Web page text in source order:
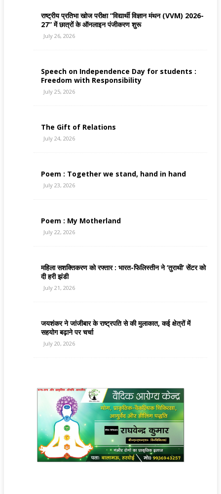
राष्ट्रीय प्रतिभा खोज परीक्षा “विद्यार्थी विज्ञान मंथन (VVM) 2026-
27” में छात्रों के ऑनलाइन पंजीकरण शुरू
July 26, 2026
Speech on Independence Day for students :
Freedom with Responsibility
July 25, 2026
The Gift of Relations
July 24, 2026
Poem : Together we stand, hand in hand
July 23, 2026
Poem : My Motherland
July 22, 2026
महिला सशक्तिकरण को रफ्तार : भारत-फिलिस्तीन ने ‘तुराथी’ सेंटर को
दी हरी झंडी
July 21, 2026
जयशंकर ने जांजीबार के राष्ट्रपति से की मुलाकात, कई क्षेत्रों में
सहयोग बढ़ाने पर चर्चा
July 20, 2026